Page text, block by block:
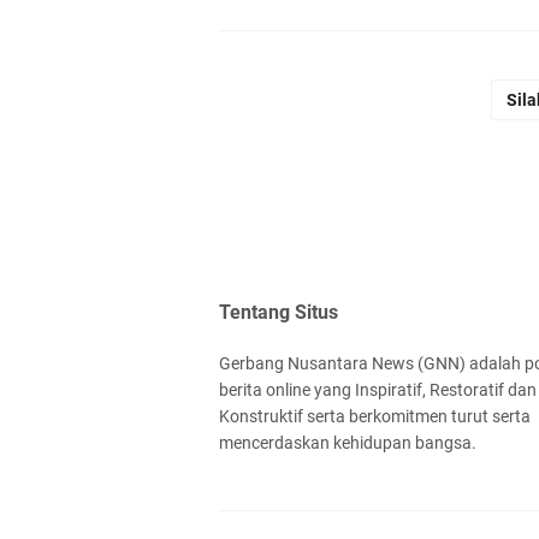
Tentang Situs
Gerbang Nusantara News (GNN) adalah
berita online yang Inspiratif, Restoratif dan
Konstruktif serta berkomitmen turut serta
mencerdaskan kehidupan bangsa.